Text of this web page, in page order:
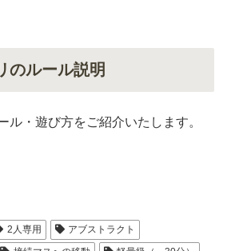
のルール説明
ル・遊び方をご紹介いたします。
2人専用
アブストラクト